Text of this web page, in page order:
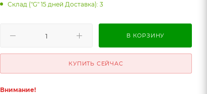
Склад ("G" 15 дней Доставка): 3
В КОРЗИНУ
КУПИТЬ СЕЙЧАС
Внимание!